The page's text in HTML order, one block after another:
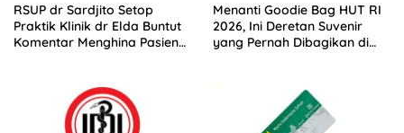
RSUP dr Sardjito Setop
Praktik Klinik dr Elda Buntut
Komentar Menghina Pasien
Menanti Goodie Bag HUT RI
2026, Ini Deretan Suvenir
yang Pernah Dibagikan di